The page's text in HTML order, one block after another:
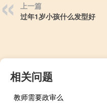
上一篇
过年1岁小孩什么发型好
相关问题
教师需要政审么